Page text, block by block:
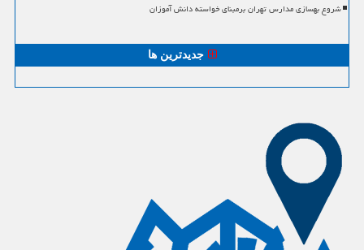
شروع بهسازی مدارس تهران برمبنای خواسته دانش آموزان
جدیدترین ها